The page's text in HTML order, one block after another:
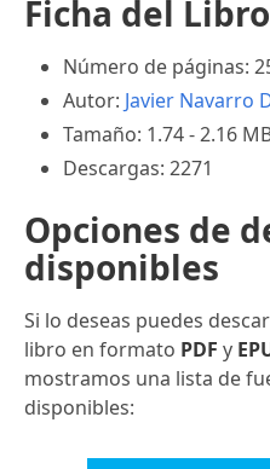
Ficha del Libro
Número de páginas:
Autor: Javier Navarro
Tamaño: 1.74 - 2.16
Descargas: 2271
Opciones de
disponibles
Si lo deseas puedes
libro en formato PDF y
mostramos una lista de
disponibles: